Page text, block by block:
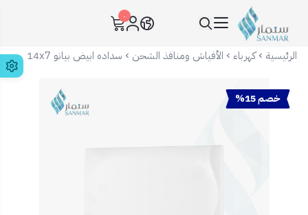
سنمار Sanmar
٠
الرئيسية كهرباء الأفياش ومنافذ الشحن سداده ابيض بيانو 14x7
خصم 15%